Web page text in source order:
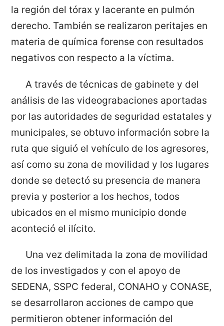
la región del tórax y lacerante en pulmón
derecho. También se realizaron peritajes en
materia de química forense con resultados
negativos con respecto a la víctima.
A través de técnicas de gabinete y del
análisis de las videograbaciones aportadas
por las autoridades de seguridad estatales y
municipales, se obtuvo información sobre la
ruta que siguió el vehículo de los agresores,
así como su zona de movilidad y los lugares
donde se detectó su presencia de manera
previa y posterior a los hechos, todos
ubicados en el mismo municipio donde
aconteció el ilícito.
Una vez delimitada la zona de movilidad
de los investigados y con el apoyo de
SEDENA, SSPC federal, CONAHO y CONASE,
se desarrollaron acciones de campo que
permitieron obtener información del